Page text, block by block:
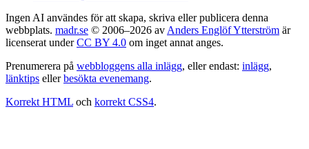
Ingen AI användes för att skapa, skriva eller publicera denna
webbplats. madr.se © 2006–2026 av Anders Englöf Ytterström är
licenserat underCC BY 4.0 om inget annat anges.
Prenumerera på webbloggens alla inlägg, eller endast: inlägg,
länktips ellerbesökta evenemang.
Korrekt HTML och korrekt CSS4.